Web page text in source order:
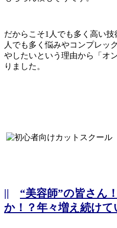
だからこそ1人でも多く高い
人でも多く悩みやコンプレッ
やしたいという理由から「オ
りました。
|| “美容師”の皆さん
か！？年々増え続け